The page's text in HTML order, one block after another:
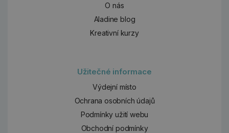
O nás
Aladine blog
Kreativní kurzy
Užitečné informace
Výdejní místo
Ochrana osobních údajů
Podmínky užití webu
Obchodní podmínky